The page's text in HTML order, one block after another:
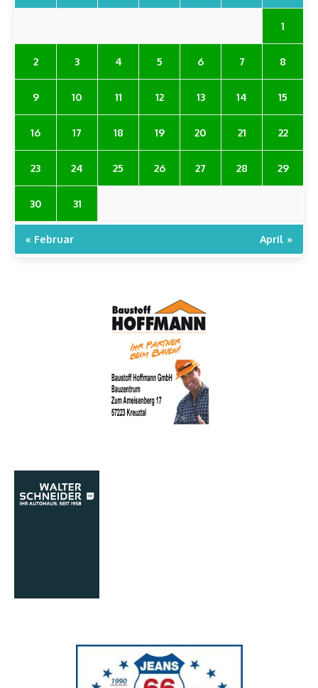
1
2 3 4 5 6 7 8
9 10 11 12 13 14 15
16 17 18 19 20 21 22
23 24 25 26 27 28 29
30 31
« Februar April »